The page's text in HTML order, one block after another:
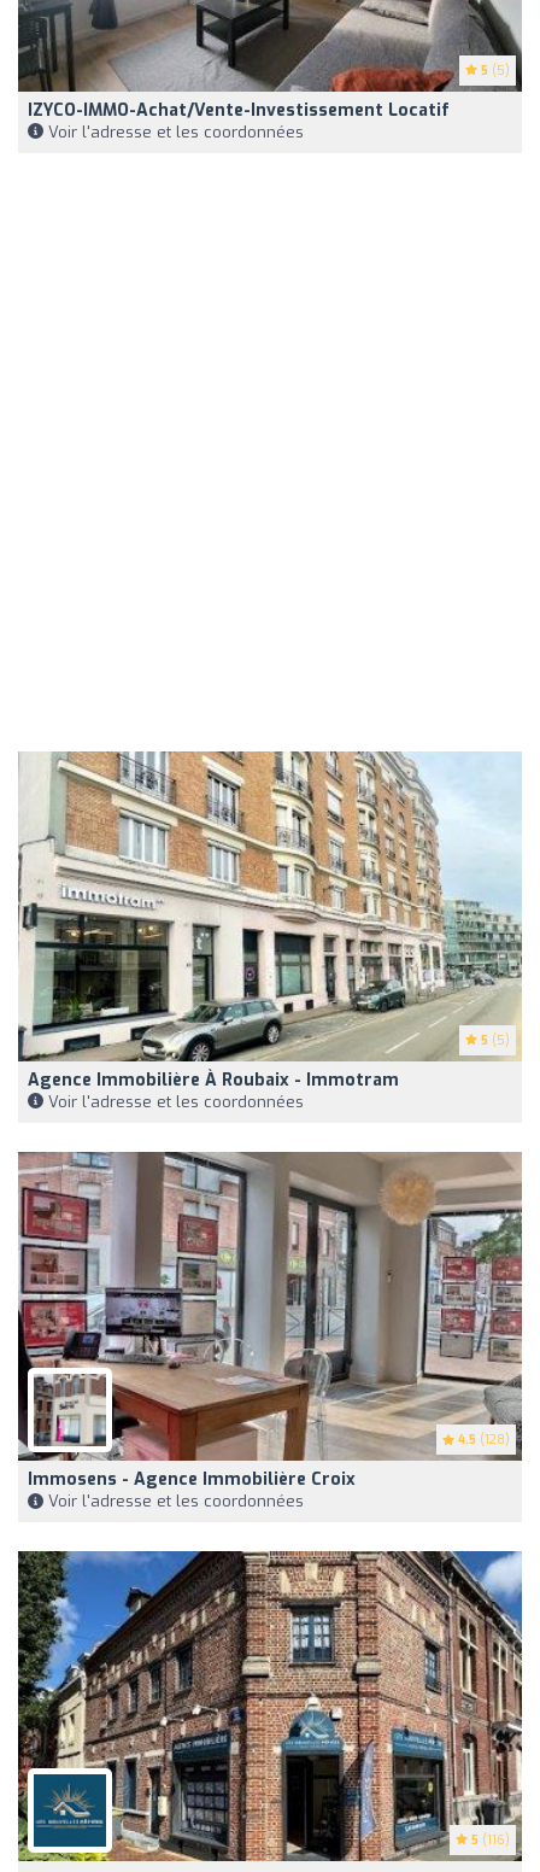
5 (5)
IZYCO-IMMO-Achat/Vente-Investissement Locatif
Voir l'adresse et les coordonnées
5 (5)
Agence Immobilière À Roubaix - Immotram
Voir l'adresse et les coordonnées
4.5 (128)
Immosens - Agence Immobilière Croix
Voir l'adresse et les coordonnées
5 (116)